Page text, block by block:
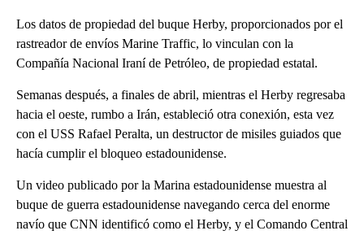
Los datos de propiedad del buque Herby, proporcionados por el
rastreador de envíos Marine Traffic, lo vinculan con la
Compañía Nacional Iraní de Petróleo, de propiedad estatal.
Semanas después, a finales de abril, mientras el Herby regresaba
hacia el oeste, rumbo a Irán, estableció otra conexión, esta vez
con el USS Rafael Peralta, un destructor de misiles guiados que
hacía cumplir el bloqueo estadounidense.
Un video publicado por la Marina estadounidense muestra al
buque de guerra estadounidense navegando cerca del enorme
navío que CNN identificó como el Herby, y el Comando Central